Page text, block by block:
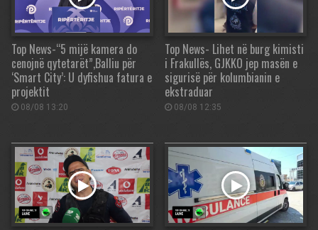
Top News-“5 mijë kamera do
cenojnë qytetarët”,Balliu për
‘Smart City’: U dyfishua fatura e
projektit
08/08 13:20
Top News- Lihet në burg kimisti
i Frakullës, GJKKO jep masën e
sigurisë për kolumbianin e
ekstraduar
08/08 12:35